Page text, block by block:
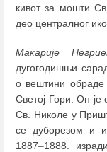
кивот за мошти
део централног
Макарије
дугогодишњи
о вештини обраде
Светој Гори. Он је
Св. Николе у
се дуборезом и
1887–1888.